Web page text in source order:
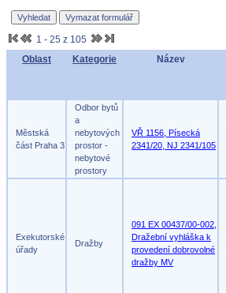
1 - 25 z 105
Oblast
Kategorie Název
Městská
část Praha 3
Odbor bytů
a
nebytových
prostor -
nebytové
prostory
VŘ 1156, Písecká
2341/20, NJ 2341/105
Exekutorské
úřady
Dražby
091 EX 00437/00-002,
Dražební vyhláška k
provedení dobrovolné
dražby MV